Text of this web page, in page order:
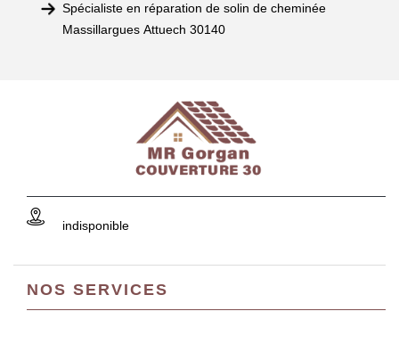
Spécialiste en réparation de solin de cheminée
Massillargues Attuech 30140
indisponible
NOS SERVICES